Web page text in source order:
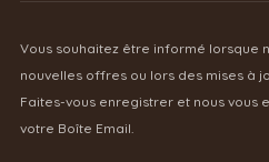
Vous souhaitez être informé lorsque
nouvelles offres ou lors des mises à
Faites-vous enregistrer et nous vous
votre Boîte Email.